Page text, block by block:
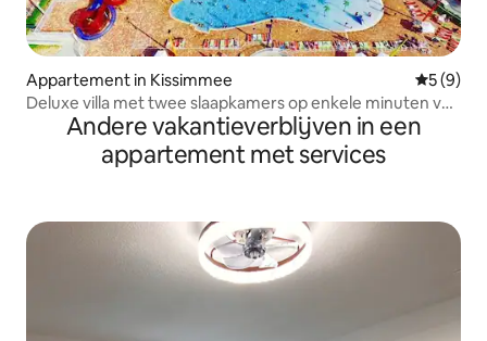
Appartement in Kissimmee
5 (9)
Deluxe villa met twee slaapkamers op enkele minuten van
ORLANDO
Andere vakantieverblijven in een
appartement met services